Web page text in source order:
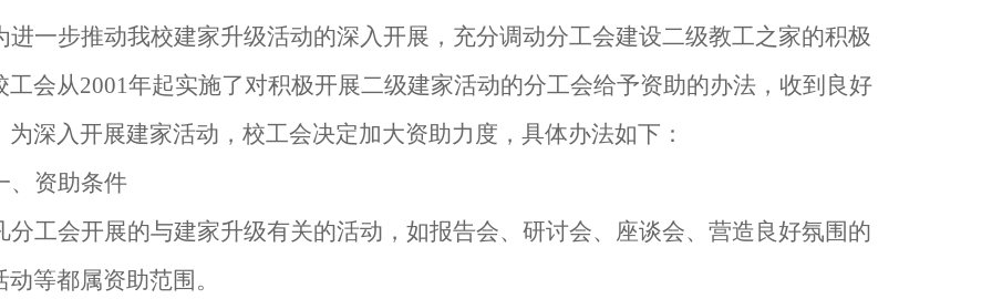
进一步推动我校建家升级活动的深入开展，充分调动分工会建设二级教工之家的积极
工会从2001年起实施了对积极开展二级建家活动的分工会给予资助的办法，收到良好
为深入开展建家活动，校工会决定加大资助力度，具体办法如下：
、资助条件
分工会开展的与建家升级有关的活动，如报告会、研讨会、座谈会、营造良好氛围的
动等都属资助范围。